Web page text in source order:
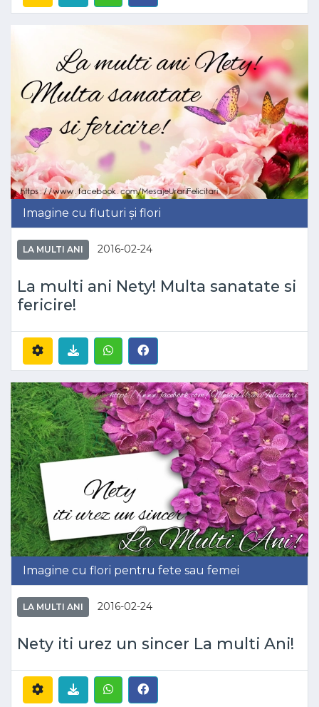
Imagine cu fluturi și flori
LA MULTI ANI 2016-02-24
La multi ani Nety! Multa sanatate si
fericire!
Imagine cu flori pentru fete sau femei
LA MULTI ANI 2016-02-24
Nety iti urez un sincer La multi Ani!